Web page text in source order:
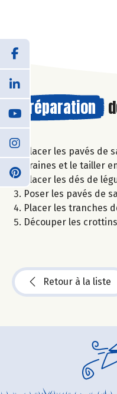
Préparation
Placer les pavés
graines et le tailler
Placer les dés de
Poser les pavés de
Placer les tranches
Découper les
Retour à la liste